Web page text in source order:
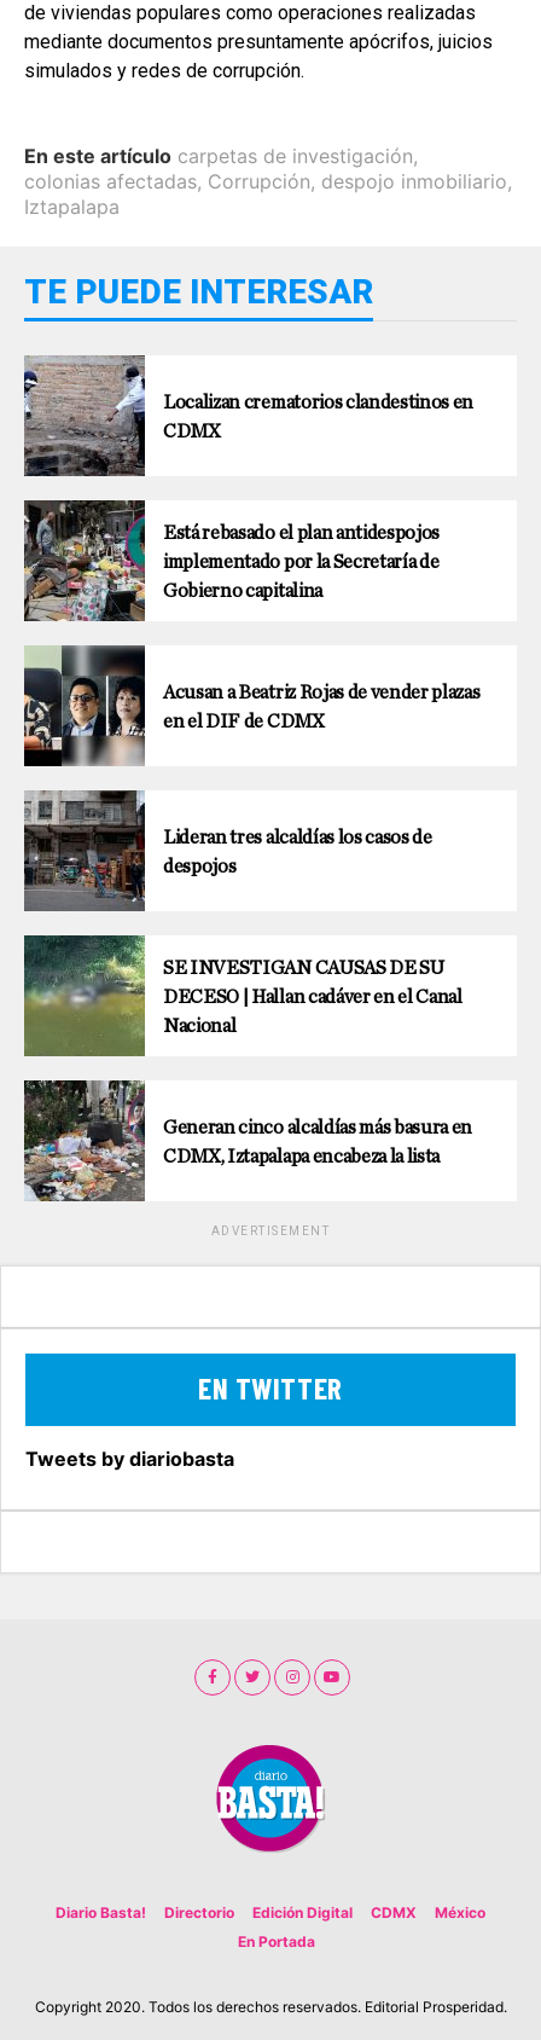
de viviendas populares como operaciones realizadas
mediante documentos presuntamente apócrifos, juicios
simulados y redes de corrupción.
En este artículo carpetas de investigación,
colonias afectadas, Corrupción, despojo inmobiliario,
Iztapalapa
TE PUEDE INTERESAR
Localizan crematorios clandestinos en
CDMX
Está rebasado el plan antidespojos
implementado por la Secretaría de
Gobierno capitalina
Acusan a Beatriz Rojas de vender plazas
en el DIF de CDMX
Lideran tres alcaldías los casos de
despojos
SE INVESTIGAN CAUSAS DE SU
DECESO | Hallan cadáver en el Canal
Nacional
Generan cinco alcaldías más basura en
CDMX, Iztapalapa encabeza la lista
ADVERTISEMENT
EN TWITTER
Tweets by diariobasta
Diario Basta! Directorio Edición Digital CDMX
México
En Portada
Copyright 2020. Todos los derechos reservados. Editorial Prosperidad.